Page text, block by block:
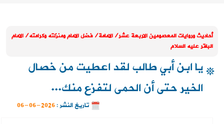
أحاديث وروايات المعصومين الاربعة عشر/الامامة/فضل الامام ومنزلته وكرامته/الامام
الباقر عليه السلام
يا ابن أبي طالب لقد اعطيت من خصال
الخير حتى أن الحمى لتفزع منك...
تاريخ النشر :2026-06-06